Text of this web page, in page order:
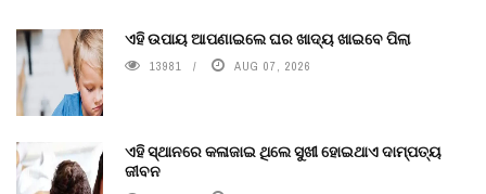
ଏହି ଉପାୟ ଆପଣାଇଲେ ଘର ଖାଦ୍ୟ ଖାଇବେ ପିଲା
13981 AUG 07, 2026
ଏହି ସ୍ଥାନରେ କଳାଜାଇ ଥିଲେ ସୁଖୀ ହୋଇଥାଏ ଦାମ୍ପତ୍ୟ
ଜୀବନ